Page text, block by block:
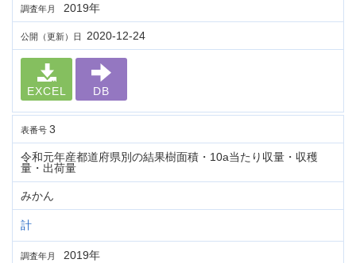
調査年月 2019年
公開（更新）日 2020-12-24
EXCEL DB
表番号 3
令和元年産都道府県別の結果樹面積・10a当たり収量・収穫
量・出荷量
みかん
計
調査年月 2019年